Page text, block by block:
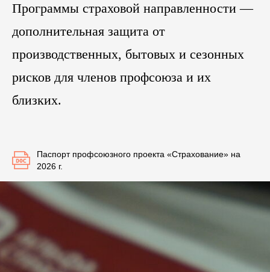
Программы страховой направленности —
дополнительная защита от
производственных, бытовых и сезонных
рисков для членов профсоюза и их
близких.
Паспорт профсоюзного проекта «Страхование» на
2026 г.